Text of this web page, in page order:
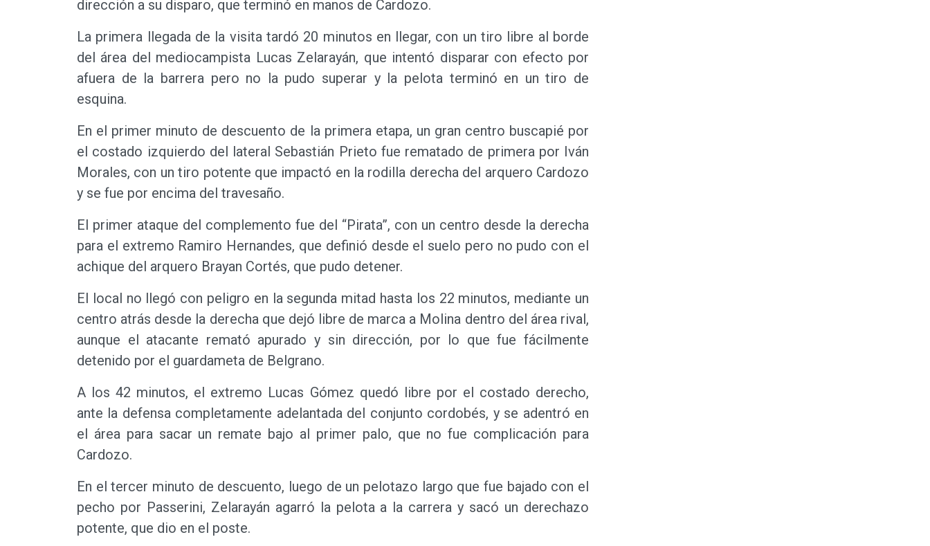
dirección a su disparo, que terminó en manos de Cardozo.
La primera llegada de la visita tardó 20 minutos en llegar, con un tiro libre al borde
del área del mediocampista Lucas Zelarayán, que intentó disparar con efecto por
afuera de la barrera pero no la pudo superar y la pelota terminó en un tiro de
esquina.
En el primer minuto de descuento de la primera etapa, un gran centro buscapié por
el costado izquierdo del lateral Sebastián Prieto fue rematado de primera por Iván
Morales, con un tiro potente que impactó en la rodilla derecha del arquero Cardozo
y se fue por encima del travesaño.
El primer ataque del complemento fue del “Pirata”, con un centro desde la derecha
para el extremo Ramiro Hernandes, que definió desde el suelo pero no pudo con el
achique del arquero Brayan Cortés, que pudo detener.
El local no llegó con peligro en la segunda mitad hasta los 22 minutos, mediante un
centro atrás desde la derecha que dejó libre de marca a Molina dentro del área rival,
aunque el atacante remató apurado y sin dirección, por lo que fue fácilmente
detenido por el guardameta de Belgrano.
A los 42 minutos, el extremo Lucas Gómez quedó libre por el costado derecho,
ante la defensa completamente adelantada del conjunto cordobés, y se adentró en
el área para sacar un remate bajo al primer palo, que no fue complicación para
Cardozo.
En el tercer minuto de descuento, luego de un pelotazo largo que fue bajado con el
pecho por Passerini, Zelarayán agarró la pelota a la carrera y sacó un derechazo
potente, que dio en el poste.